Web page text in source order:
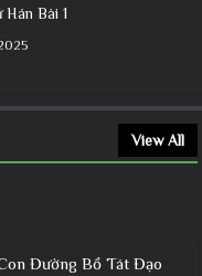
Bài 1
View All
Đường Bồ Tát Đạo